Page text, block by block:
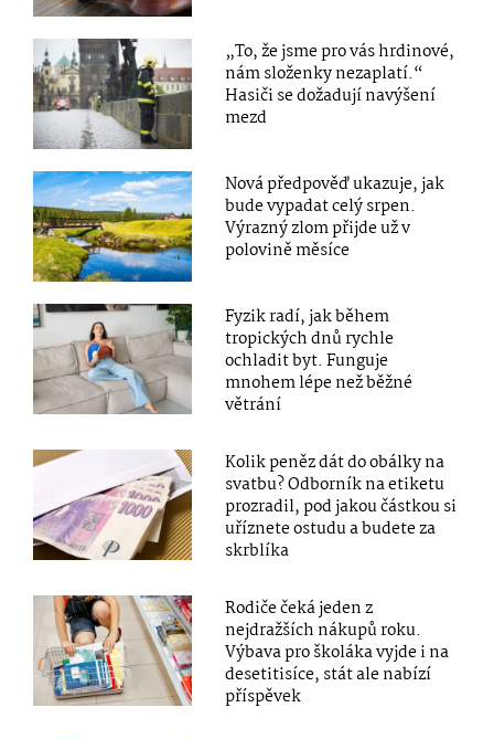
„To, že jsme pro vás hrdinové,
nám složenky nezaplatí.“
Hasiči se dožadují navýšení
mezd
Nová předpověď ukazuje, jak
bude vypadat celý srpen.
Výrazný zlom přijde už v
polovině měsíce
Fyzik radí, jak během
tropických dnů rychle
ochladit byt. Funguje
mnohem lépe než běžné
větrání
Kolik peněz dát do obálky na
svatbu? Odborník na etiketu
prozradil, pod jakou částkou si
uříznete ostudu a budete za
skrblíka
Rodiče čeká jeden z
nejdražších nákupů roku.
Výbava pro školáka vyjde i na
desetitisíce, stát ale nabízí
příspěvek